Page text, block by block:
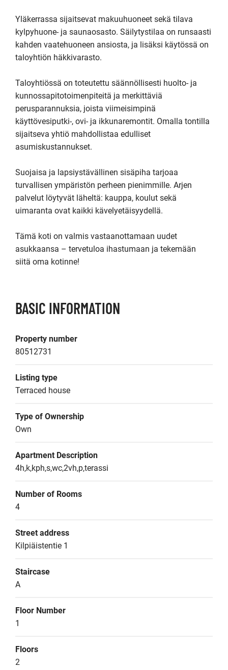
Yläkerrassa sijaitsevat makuuhuoneet sekä tilava
kylpyhuone- ja saunaosasto. Säilytystilaa on runsaasti
kahden vaatehuoneen ansiosta, ja lisäksi käytössä on
taloyhtiön häkkivarasto.
Taloyhtiössä on toteutettu säännöllisesti huolto- ja
kunnossapitotoimenpiteitä ja merkittäviä
perusparannuksia, joista viimeisimpinä
käyttövesiputki-, ovi- ja ikkunaremontit. Omalla tontilla
sijaitseva yhtiö mahdollistaa edulliset
asumiskustannukset.
Suojaisa ja lapsiystävällinen sisäpiha tarjoaa
turvallisen ympäristön perheen pienimmille. Arjen
palvelut löytyvät läheltä: kauppa, koulut sekä
uimaranta ovat kaikki kävelyetäisyydellä.
Tämä koti on valmis vastaanottamaan uudet
asukkaansa – tervetuloa ihastumaan ja tekemään
siitä oma kotinne!
BASIC INFORMATION
Property number
80512731
Listing type
Terraced house
Type of Ownership
Own
Apartment Description
4h,k,kph,s,wc,2vh,p,terassi
Number of Rooms
4
Street address
Kilpiäistentie 1
Staircase
A
Floor Number
1
Floors
2